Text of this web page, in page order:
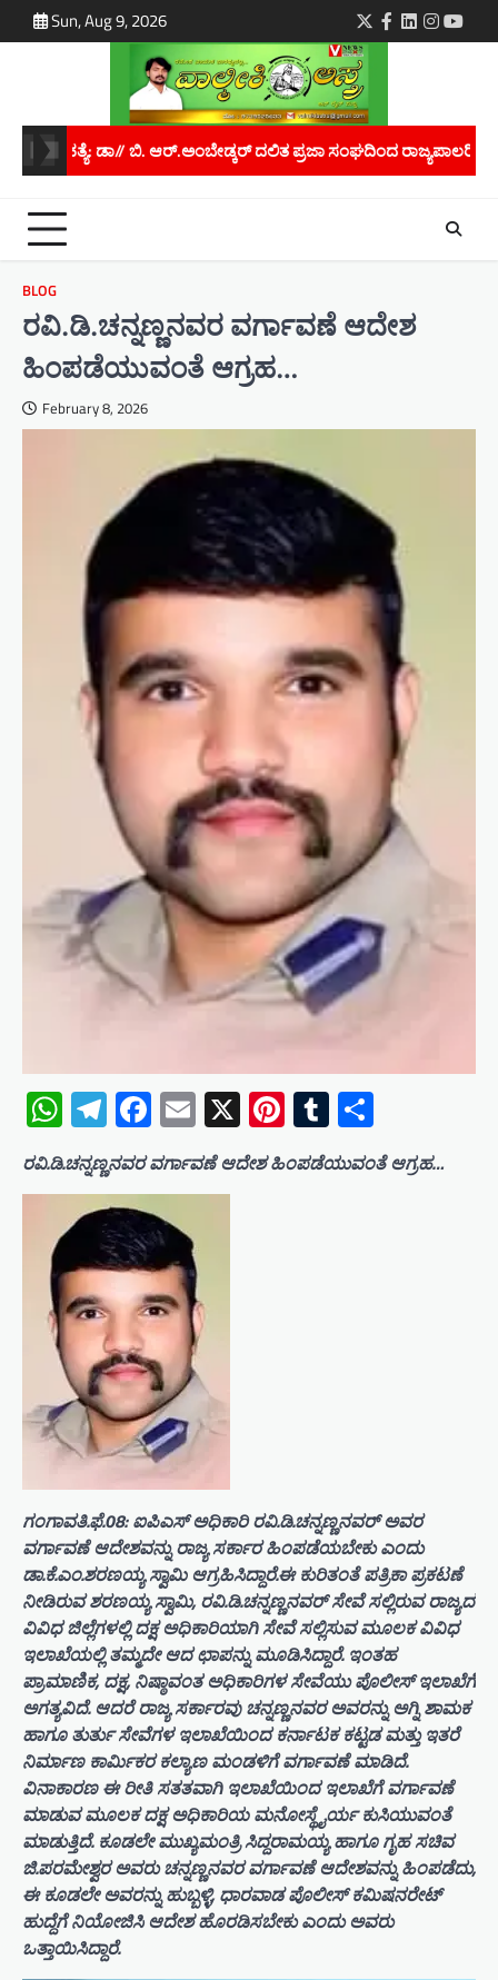
to
Sun, Aug 9, 2026 Twitter
Facebook
LinkedIn
ದಲಿತ ಪ್ರಜಾ ಸಂಘದಿಂದ ರಾಜ್ಯಪಾಲರಿಗೆ ಮನವಿ.. ಮಾನವ ಕಳ್ಳಸಾಗಾಣಿಕೆ
BLOG
ರವಿ.ಡಿ.ಚನ್ನಣ್ಣನವರ ವರ್ಗಾವಣೆ ಆದೇಶ
ಹಿಂಪಡೆಯುವಂತೆ ಆಗ್ರಹ…
February 8, 2026
WhatsApp
Telegram
Facebook
Email
X Pinterest
Tumblr
ರವಿ.ಡಿ.ಚನ್ನಣ್ಣನವರ ವರ್ಗಾವಣೆ ಆದೇಶ ಹಿಂಪಡೆಯುವಂತೆ ಆಗ್ರಹ…
ಗಂಗಾವತಿ.ಫೆ.08: ಐಪಿಎಸ್ ಅಧಿಕಾರಿ ರವಿ.ಡಿ.ಚನ್ನಣ್ಣನವ‌ರ್ ಅವರ
ವರ್ಗಾವಣೆ ಆದೇಶವನ್ನು ರಾಜ್ಯ ಸರ್ಕಾರ ಹಿಂಪಡೆಯಬೇಕು ಎಂದು
ಡಾ.ಕೆ.ಎಂ.ಶರಣಯ್ಯ ಸ್ವಾಮಿ ಆಗ್ರಹಿಸಿದ್ದಾರೆ.ಈ ಕುರಿತಂತೆ ಪತ್ರಿಕಾ ಪ್ರಕಟಣೆ
ನೀಡಿರುವ ಶರಣಯ್ಯ ಸ್ವಾಮಿ, ರವಿ.ಡಿ.ಚನ್ನಣ್ಣನವರ್ ಸೇವೆ ಸಲ್ಲಿರುವ ರಾಜ್ಯದ
ವಿವಿಧ ಜಿಲ್ಲೆಗಳಲ್ಲಿ ದಕ್ಷ ಅಧಿಕಾರಿಯಾಗಿ ಸೇವೆ ಸಲ್ಲಿಸುವ ಮೂಲಕ ವಿವಿಧ
ಇಲಾಖೆಯಲ್ಲಿ ತಮ್ಮದೇ ಆದ ಛಾಪನ್ನು ಮೂಡಿಸಿದ್ದಾರೆ. ಇಂತಹ
ಪ್ರಾಮಾಣಿಕ, ದಕ್ಷ, ನಿಷ್ಠಾವಂತ ಅಧಿಕಾರಿಗಳ ಸೇವೆಯು ಪೊಲೀಸ್‌ ಇಲಾಖೆಗೆ
ಅಗತ್ಯವಿದೆ. ಆದರೆ ರಾಜ್ಯ ಸರ್ಕಾರವು ಚನ್ನಣ್ಣನವರ ಅವರನ್ನು ಅಗ್ನಿ ಶಾಮಕ
ಹಾಗೂ ತುರ್ತು ಸೇವೆಗಳ ಇಲಾಖೆಯಿಂದ ಕರ್ನಾಟಕ ಕಟ್ಟಡ ಮತ್ತು ಇತರೆ
ನಿರ್ಮಾಣ ಕಾರ್ಮಿಕರ ಕಲ್ಯಾಣ ಮಂಡಳಿಗೆ ವರ್ಗಾವಣೆ ಮಾಡಿದೆ.
ವಿನಾಕಾರಣ ಈ ರೀತಿ ಸತತವಾಗಿ ಇಲಾಖೆಯಿಂದ ಇಲಾಖೆಗೆ ವರ್ಗಾವಣೆ
ಮಾಡುವ ಮೂಲಕ ದಕ್ಷ ಅಧಿಕಾರಿಯ ಮನೋಸ್ಥೈರ್ಯ ಕುಸಿಯುವಂತೆ
ಮಾಡುತ್ತಿದೆ. ಕೂಡಲೇ ಮುಖ್ಯಮಂತ್ರಿ ಸಿದ್ದರಾಮಯ್ಯ ಹಾಗೂ ಗೃಹ ಸಚಿವ
ಜಿ.ಪರಮೇಶ್ವರ ಅವರು ಚನ್ನಣ್ಣನವರ ವರ್ಗಾವಣೆ ಆದೇಶವನ್ನು ಹಿಂಪಡೆದು,
ಈ ಕೂಡಲೇ ಅವರನ್ನು ಹುಬ್ಬಳ್ಳಿ, ಧಾರವಾಡ ಪೊಲೀಸ್‌ ಕಮಿಷನರೇಟ್
ಹುದ್ದೆಗೆ ನಿಯೋಜಿಸಿ ಆದೇಶ ಹೊರಡಿಸಬೇಕು ಎಂದು ಅವರು
ಒತ್ತಾಯಿಸಿದ್ದಾರೆ.